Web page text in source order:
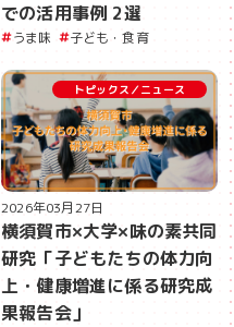
での活用事例 2選
うま味 子ども・食育
トピックス／ニュース
2026年03月27日
横須賀市×大学×味の素共同
研究「子どもたちの体力向
上・健康増進に係る研究成
果報告会」